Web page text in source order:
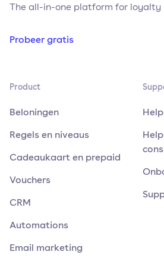
The all-in-one platform for loyalty
Probeer gratis
Product
Beloningen
Regels en niveaus
Cadeaukaart en prepaid
Vouchers
CRM
Automations
Email marketing